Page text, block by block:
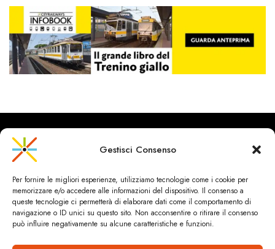
Gestisci Consenso
Per fornire le migliori esperienze, utilizziamo tecnologie come i cookie per
memorizzare e/o accedere alle informazioni del dispositivo. Il consenso a
queste tecnologie ci permetterà di elaborare dati come il comportamento di
navigazione o ID unici su questo sito. Non acconsentire o ritirare il consenso
può influire negativamente su alcune caratteristiche e funzioni.
CityRailways è un sito indipendente che discute argomenti di
urbanistica e trasporto collettivo argomentando con metodo
scientifico sulla base di dati ed esperienze.
HOME CHI SIAMO & CONTATTI PRIVACY & COOKIES